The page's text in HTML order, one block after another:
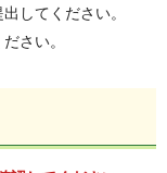
してください。
さい。